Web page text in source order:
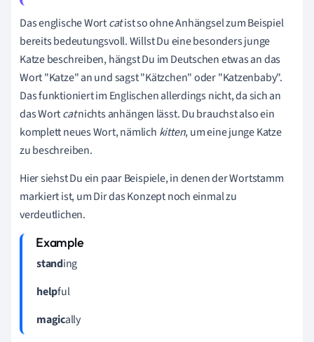
Das englische Wortcatist so ohne Anhängsel zum Beispiel
bereits bedeutungsvoll. Willst Du eine besonders junge
Katze beschreiben, hängst Du im Deutschen etwas an das
Wort "Katze" an und sagst "Kätzchen" oder "Katzenbaby".
Das funktioniert im Englischen allerdings nicht, da sich an
das Wortcatnichts anhängen lässt. Du brauchst also ein
komplett neues Wort, nämlich kitten, um eine junge Katze
zu beschreiben.
Hier siehst Du ein paar Beispiele, in denen der Wortstamm
markiert ist, um Dir das Konzept noch einmal zu
verdeutlichen.
standing
helpful
magically